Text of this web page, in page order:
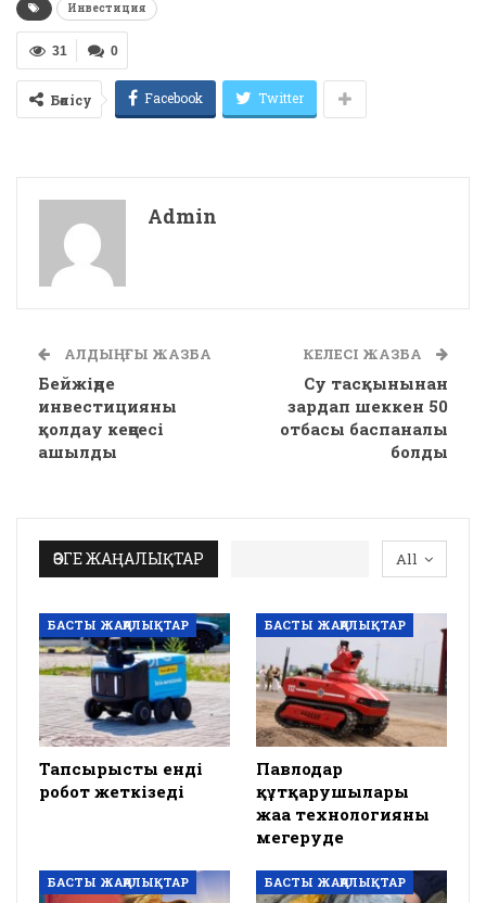
Инвестиция
0
31
Бөлісу Facebook Twitter
Admin
АЛДЫҢҒЫ ЖАЗБА
Бейжіңде
инвестицияны
қолдау кеңсесі
ашылды
КЕЛЕСІ ЖАЗБА
Су тасқынынан
зардап шеккен 50
отбасы баспаналы
болды
All
ӨЗГЕ ЖАҢАЛЫҚТАР
БАСТЫ ЖАҢАЛЫҚТАР
Тапсырысты енді
робот жеткізеді
БАСТЫ ЖАҢАЛЫҚТАР
Павлодар
құтқарушылары
жаңа технологияны
меңгеруде
БАСТЫ ЖАҢАЛЫҚТАР БАСТЫ ЖАҢАЛЫҚТАР